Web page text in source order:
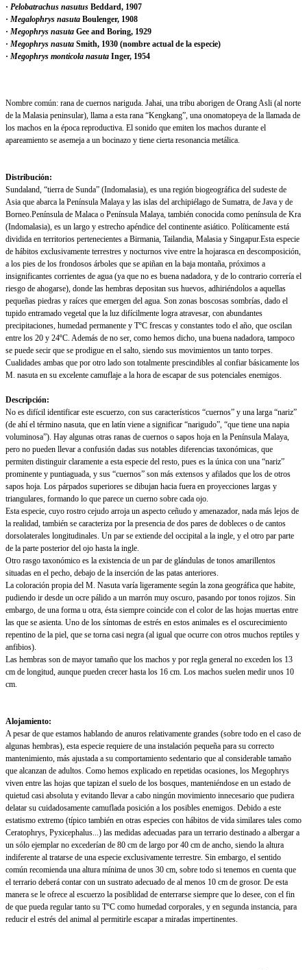
· Pelobatrachus nasutus Beddard, 1907
· Megalophrys nasuta Boulenger, 1908
· Megophrys nasuta Gee and Boring, 1929
· Megophrys nasuta Smith, 1930 (nombre actual de la especie)
· Megophrys monticola nasuta Inger, 1954
Nombre común: rana de cuernos nariguda. Jahai, una tribu aborigen de Orang Asli (al norte
de la Malasia peninsular), llama a esta rana “Kengkang”, una onomatopeya de la llamada de
los machos en la época reproductiva. El sonido que emiten los machos durante el
apareamiento se asemeja a un bocinazo y tiene cierta resonancia metálica.
Distribución:
Sundaland, “tierra de Sunda” (Indomalasia), es una región biogeográfica del sudeste de
Asia que abarca la Península Malaya y las islas del archipiélago de Sumatra, de Java y de
Borneo.Península de Malaca o Península Malaya, también conocida como península de Kra
(Indomalasia), es un largo y estrecho apéndice del continente asiático. Políticamente está
dividida en territorios pertenecientes a Birmania, Tailandia, Malasia y Singapur.Esta especie
de hábitos exclusivamente terrestres y nocturnos vive entre la hojarasca en descomposición,
a los pies de los frondosos árboles que se apiñan en la baja montaña, próximos a
insignificantes corrientes de agua (ya que no es buena nadadora, y de lo contrario correría el
riesgo de ahogarse), donde las hembras depositan sus huevos, adhiriéndolos a aquellas
pequeñas piedras y raíces que emergen del agua. Son zonas boscosas sombrías, dado el
tupido entramado vegetal que la luz difícilmente logra atravesar, con abundantes
precipitaciones, humedad permanente y TºC frescas y constantes todo el año, que oscilan
entre los 20 y 24ºC. Además de no ser, como hemos dicho, una buena nadadora, tampoco
se puede secir que se prodigue en el salto, siendo sus movimientos un tanto torpes.
Cualidades ambas que por otro lado son totalmente prescindibles al confiar básicamente los
M. nasuta en su excelente camuflaje a la hora de escapar de sus potenciales enemigos.
Descripción:
No es difícil identificar este escuerzo, con sus característicos “cuernos” y una larga “nariz”
(de ahí el término nasuta, que en latín viene a significar “narigudo”, “que tiene una napia
voluminosa”). Hay algunas otras ranas de cuernos o sapos hoja en la Península Malaya,
pero no pueden llevar a confusión dadas sus notables diferencias taxonómicas, que
permiten distinguir claramente a esta especie del resto, pues es la única con una “nariz”
prominente y puntiaguada, y sus “cuernos” son más extensos y afilados que los de otros
sapos hoja. Los párpados superiores se dibujan hacia fuera en proyecciones largas y
triangulares, formando lo que parece un cuerno sobre cada ojo.
Esta especie, cuyo rostro cejudo arroja un aspecto ceñudo y amenazador, nada más lejos de
la realidad, también se caracteriza por la presencia de dos pares de dobleces o de cantos
dorsolaterales longitudinales. Un par se extiende del occipital a la ingle, y el otro par parte
de la parte posterior del ojo hasta la ingle.
Otro rasgo taxonómico es la existencia de un par de glándulas de tonos amarillentos
situadas en el pecho, debajo de la inserción de las patas anteriores.
La coloración propia del M. Nasuta varía ligeramente según la zona geográfica que habite,
pudiendo ir desde un ocre pálido a un marrón muy oscuro, pasando por tonos rojizos. Sin
embargo, de una forma u otra, ésta siempre coincide con el color de las hojas muertas entre
las que se asienta. Uno de los síntomas de estrés en estos animales es el oscurecimiento
repentino de la piel, que se torna casi negra (al igual que ocurre con otros muchos reptiles y
anfibios).
Las hembras son de mayor tamaño que los machos y por regla general no exceden los 13
cm de longitud, aunque pueden crecer hasta los 16 cm. Los machos suelen medir unos 10
cm.
Alojamiento:
A pesar de que estamos hablando de anuros relativamente grandes (sobre todo en el caso de
algunas hembras), esta especie requiere de una instalación pequeña para su correcto
mantenimiento, más ajustada a su comportamiento sedentario que al considerable tamaño
que alcanzan de adultos. Como hemos explicado en repetidas ocasiones, los Megophrys
viven entre las hojas que tapizan el suelo de los bosques, manteniéndose en un estado de
quietud casi absoluta y evitando llevar a cabo ningún movimiento innecesario que pudiera
delatar su cuidadosamente camuflada posición a los posibles enemigos. Debido a este
estatismo extremo (típico también en otras especies con hábitos de vida similares tales como
Ceratophrys, Pyxicephalus...) las medidas adecuadas para un terrario destinado a albergar a
un sólo ejemplar no excederían de 80 cm de largo por 40 cm de ancho, siendo la altura
indiferente al tratarse de una especie exclusivamente terrestre. Sin embargo, el sentido
común recomienda una altura mínima de unos 30 cm, sobre todo si tenemos en cuenta que
el terrario deberá contar con un sustrato adecuado de al menos 10 cm de grosor. De esta
manera se le ofrece al escuerzo la posiblidad de enterrarse siempre que lo desee, con el fin
de que pueda regular tanto su TºC como humedad corporales, y en segunda instancia, para
reducir el estrés del animal al permitirle escapar a miradas impertinentes.